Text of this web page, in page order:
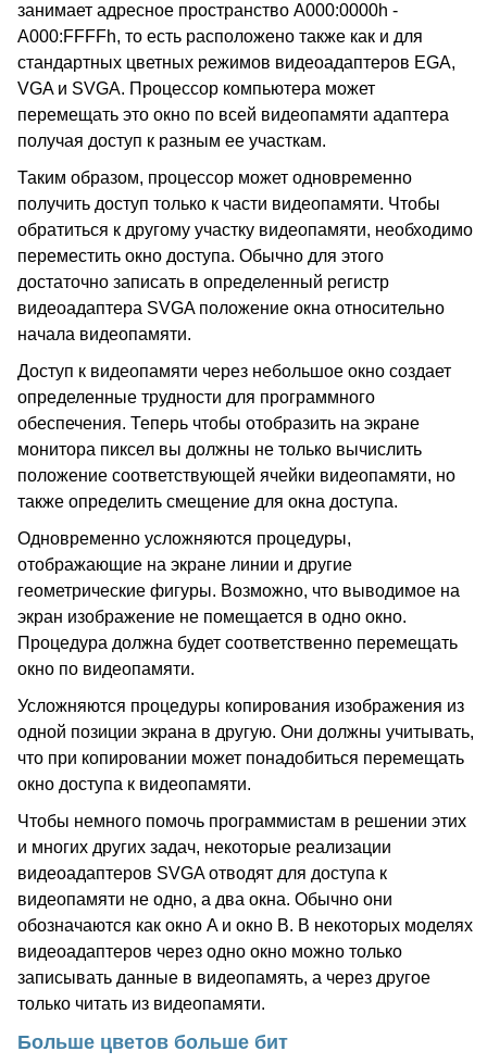
занимает адресное пространство A000:0000h -
A000:FFFFh, то есть расположено также как и для
стандартных цветных режимов видеоадаптеров EGA,
VGA и SVGA. Процессор компьютера может
перемещать это окно по всей видеопамяти адаптера
получая доступ к разным ее участкам.
Таким образом, процессор может одновременно
получить доступ только к части видеопамяти. Чтобы
обратиться к другому участку видеопамяти, необходимо
переместить окно доступа. Обычно для этого
достаточно записать в определенный регистр
видеоадаптера SVGA положение окна относительно
начала видеопамяти.
Доступ к видеопамяти через небольшое окно создает
определенные трудности для программного
обеспечения. Теперь чтобы отобразить на экране
монитора пиксел вы должны не только вычислить
положение соответствующей ячейки видеопамяти, но
также определить смещение для окна доступа.
Одновременно усложняются процедуры,
отображающие на экране линии и другие
геометрические фигуры. Возможно, что выводимое на
экран изображение не помещается в одно окно.
Процедура должна будет соответственно перемещать
окно по видеопамяти.
Усложняются процедуры копирования изображения из
одной позиции экрана в другую. Они должны учитывать,
что при копировании может понадобиться перемещать
окно доступа к видеопамяти.
Чтобы немного помочь программистам в решении этих
и многих других задач, некоторые реализации
видеоадаптеров SVGA отводят для доступа к
видеопамяти не одно, а два окна. Обычно они
обозначаются как окно A и окно B. В некоторых моделях
видеоадаптеров через одно окно можно только
записывать данные в видеопамять, а через другое
только читать из видеопамяти.
Больше цветов больше бит